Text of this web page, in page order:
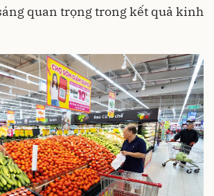
quan trọng trong kết quả kinh